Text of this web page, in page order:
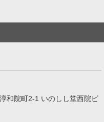
和院町2-1 いのしし堂西院ビ